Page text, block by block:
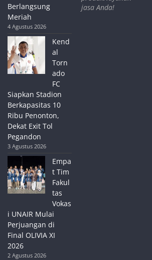
Berlangsung
Meriah
4 Agustus 2026
Kend
al
Torn
ado
FC
Siapkan Stadion
Berkapasitas 10
Ribu Penonton,
Dekat Exit Tol
Pegandon
3 Agustus 2026
Empa
t Tim
Fakul
tas
Vokas
i UNAIR Mulai
Perjuangan di
Final OLIVIA XI
2026
2 Agustus 2026
jasa Anda!